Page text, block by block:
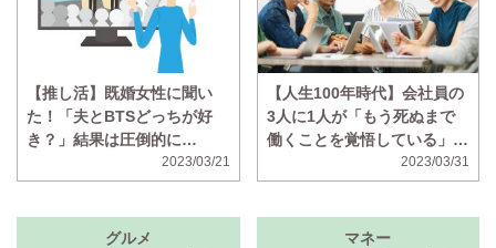
【推し活】既婚女性に聞い
た！「夫とBTSどっちが好
き？」結果は圧倒的に…
2023/03/21
【人生100年時代】会社員の
3人に1人が「もう死ぬまで
働くことを覚悟している」と
回答 年金が不十分、ボケそ
う、の声
2023/03/31
グルメ マネー